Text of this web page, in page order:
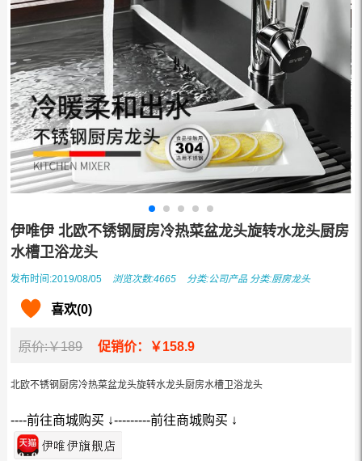
伊唯伊 北欧不锈钢厨房冷热菜盆龙头旋转水龙头厨房
水槽卫浴龙头
发布时间:2019/08/05 浏览次数:4665 分类:公司产品 分类:厨房龙头
喜欢(0)
原价:￥189 促销价：￥158.9
北欧不锈钢厨房冷热菜盆龙头旋转水龙头厨房水槽卫浴龙头
----前往商城购买 ↓---------前往商城购买 ↓